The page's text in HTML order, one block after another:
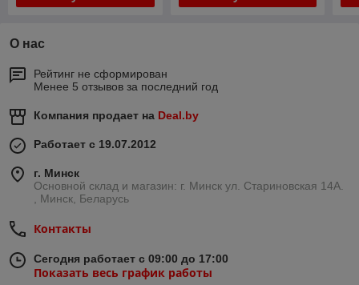
О нас
Рейтинг не сформирован
Менее 5 отзывов за последний год
Компания продает на Deal.by
Работает с 19.07.2012
г. Минск
Основной склад и магазин: г. Минск ул. Стариновская 14А.
, Минск, Беларусь
Контакты
Сегодня работает с 09:00 до 17:00
Показать весь график работы